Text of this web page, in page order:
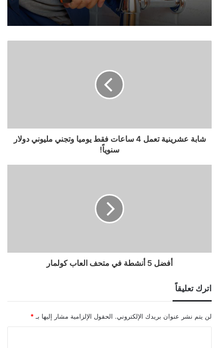
شابة عشرينية تعمل 4 ساعات فقط يوميا وتجني مليوني دولار
سنوياً!
أفضل 5 أنشطة في متحف العاب كولمار
اترك تعليقاً
لن يتم نشر عنوان بريدك الإلكتروني. الحقول الإلزامية مشار إليها بـ *